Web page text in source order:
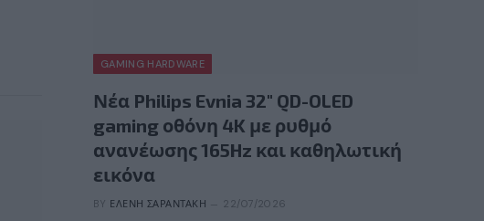
GAMING HARDWARE
Νέα Philips Evnia 32″ QD-OLED
gaming οθόνη 4K με ρυθμό
ανανέωσης 165Hz και καθηλωτική
εικόνα
BY ΕΛΈΝΗ ΣΑΡΑΝΤΆΚΗ 22/07/2026